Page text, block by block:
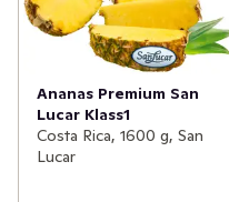
Ananas Premium San
Lucar Klass1
Costa Rica, 1600 g, San
Lucar